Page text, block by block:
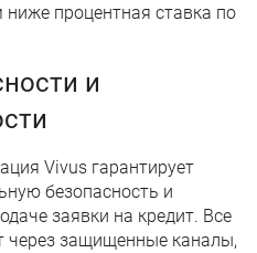
процентная ставка по
и
Vivus гарантирует
безопасность и
заявки на кредит. Все
через защищенные каналы,